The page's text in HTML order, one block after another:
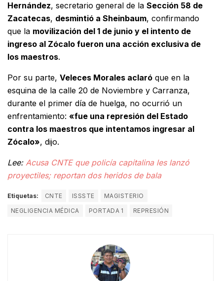
Hernández, secretario general de la Sección 58 de
Zacatecas, desmintió a Sheinbaum, confirmando
que la movilización del 1 de junio y el intento de
ingreso al Zócalo fueron una acción exclusiva de
los maestros.
Por su parte, Veleces Morales aclaró que en la
esquina de la calle 20 de Noviembre y Carranza,
durante el primer día de huelga, no ocurrió un
enfrentamiento: «fue una represión del Estado
contra los maestros que intentamos ingresar al
Zócalo», dijo.
Lee: Acusa CNTE que policía capitalina les lanzó
proyectiles; reportan dos heridos de bala
Etiquetas: CNTE ISSSTE
MAGISTERIO
NEGLIGENCIA MÉDICA
PORTADA 1 REPRESIÓN